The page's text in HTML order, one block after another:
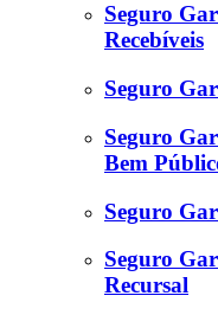
Seguro
Recebíveis
Seguro
Seguro
Bem
Seguro
Seguro
Recursal